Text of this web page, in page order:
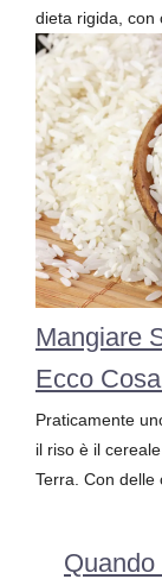
dieta rigida, con
Mangiare
Ecco
Praticamente
il riso è il
Terra. Con delle